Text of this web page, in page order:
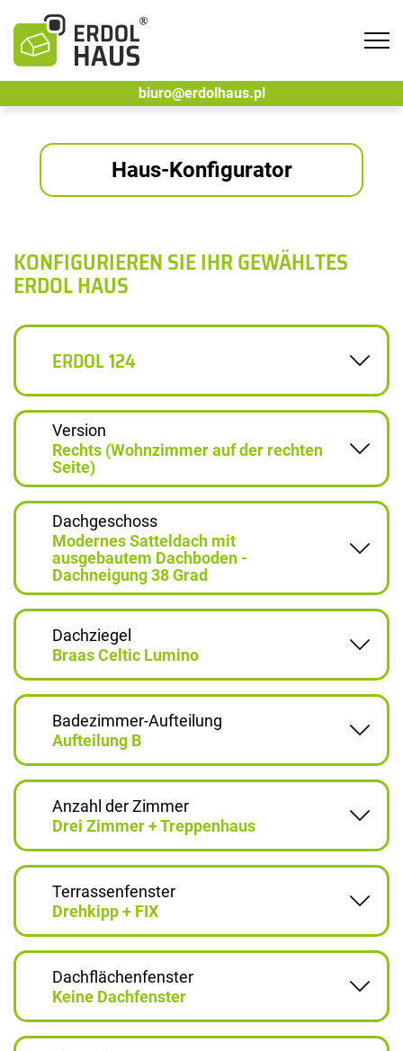
biuro@erdolhaus.pl
Haus-Konfigurator
KONFIGURIEREN SIE IHR GEWÄHLTES
ERDOL HAUS
ERDOL 124
Version
Rechts (Wohnzimmer auf der rechten
Seite)
Dachgeschoss
Modernes Satteldach mit
ausgebautem Dachboden -
Dachneigung 38 Grad
Dachziegel
Braas Celtic Lumino
Badezimmer-Aufteilung
Aufteilung B
Anzahl der Zimmer
Drei Zimmer + Treppenhaus
Terrassenfenster
Drehkipp + FIX
Dachflächenfenster
Keine Dachfenster